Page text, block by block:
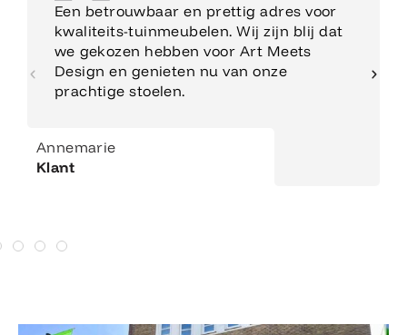
Een betrouwbaar en prettig adres voor
kwaliteits-tuinmeubelen. Wij zijn blij dat
we gekozen hebben voor Art Meets
Design en genieten nu van onze
prachtige stoelen.
Annemarie
Klant